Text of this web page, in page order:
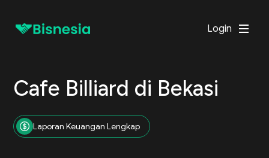
Login
Cafe Billiard di Bekasi
Laporan Keuangan Lengkap